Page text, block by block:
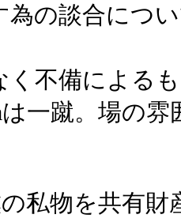
為の談合につ
く不備による
一蹴。場の
私物を共有